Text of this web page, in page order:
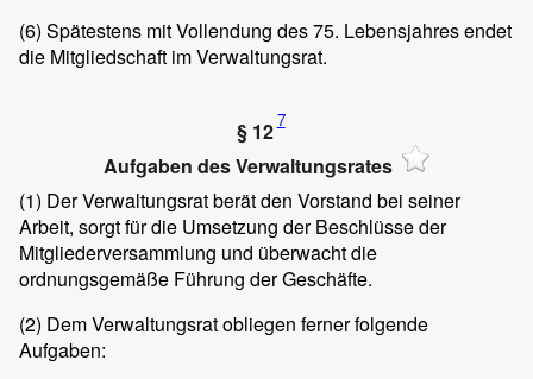
(6) Spätestens mit Vollendung des 75. Lebensjahres endet
die Mitgliedschaft im Verwaltungsrat.
§ 127
Aufgaben des Verwaltungsrates
(1) Der Verwaltungsrat berät den Vorstand bei seiner
Arbeit, sorgt für die Umsetzung der Beschlüsse der
Mitgliederversammlung und überwacht die
ordnungsgemäße Führung der Geschäfte.
(2) Dem Verwaltungsrat obliegen ferner folgende
Aufgaben: